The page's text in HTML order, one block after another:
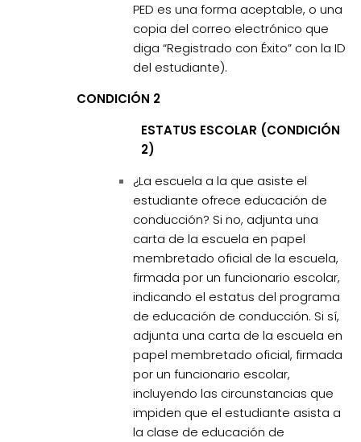
PED es una forma aceptable, o una
copia del correo electrónico que
diga “Registrado con Éxito” con la ID
del estudiante).
CONDICIÓN 2
ESTATUS ESCOLAR (CONDICIÓN
2)
¿La escuela a la que asiste el
estudiante ofrece educación de
conducción? Si no, adjunta una
carta de la escuela en papel
membretado oficial de la escuela,
firmada por un funcionario escolar,
indicando el estatus del programa
de educación de conducción. Si sí,
adjunta una carta de la escuela en
papel membretado oficial, firmada
por un funcionario escolar,
incluyendo las circunstancias que
impiden que el estudiante asista a
la clase de educación de